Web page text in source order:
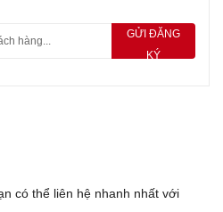
GỬI ĐĂNG
KÝ
có thể liên hệ nhanh nhất với